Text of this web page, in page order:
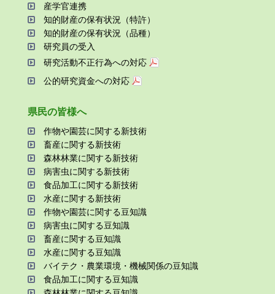
産学官連携
知的財産の保有状況（特許）
知的財産の保有状況（品種）
研究員の受⼊
研究活動不正⾏為への対応
公的研究資金への対応
県⺠の皆様へ
作物や園芸に関する新技術
畜産に関する新技術
森林林業に関する新技術
病害⾍に関する新技術
⾷品加⼯に関する新技術
⽔産に関する新技術
作物や園芸に関する⾖知識
病害⾍に関する⾖知識
畜産に関する⾖知識
⽔産に関する⾖知識
バイテク・農業環境・機械関係の⾖知識
⾷品加⼯に関する⾖知識